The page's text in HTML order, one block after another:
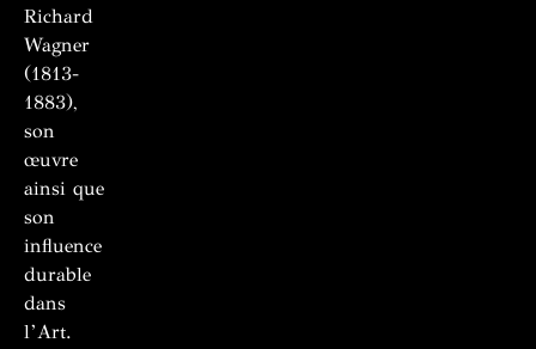
Richard
Wagner
(1813-
1883),
son
œuvre
ainsi que
son
influence
durable
dans
l’Art.